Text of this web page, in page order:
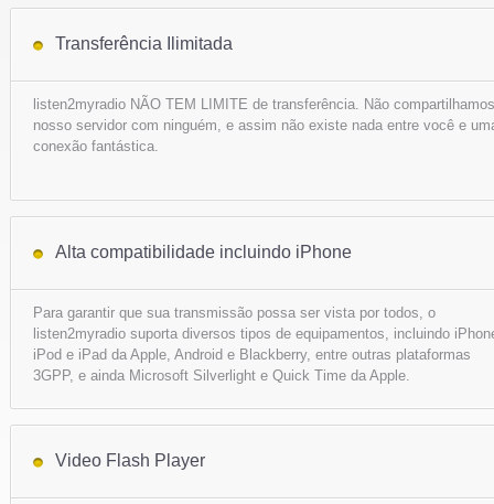
Transferência Ilimitada
listen2myradio NÃO TEM LIMITE de transferência. Não compartilhamos
nosso servidor com ninguém, e assim não existe nada entre você e
conexão fantástica.
Alta compatibilidade incluindo iPhone
Para garantir que sua transmissão possa ser vista por todos, o
listen2myradio suporta diversos tipos de equipamentos, incluindo
iPod e iPad da Apple, Android e Blackberry, entre outras plataformas
3GPP, e ainda Microsoft Silverlight e Quick Time da Apple.
Video Flash Player